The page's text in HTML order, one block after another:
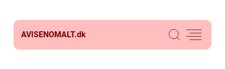
AVISENOMALT.dk